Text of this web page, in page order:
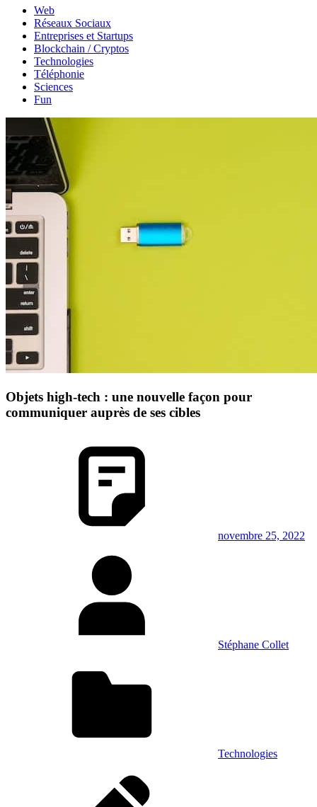
Web
Réseaux Sociaux
Entreprises et Startups
Blockchain / Cryptos
Technologies
Téléphonie
Sciences
Fun
Objets high-tech : une nouvelle façon pour
communiquer auprès de ses cibles
novembre 25, 2022
Stéphane Collet
Technologies